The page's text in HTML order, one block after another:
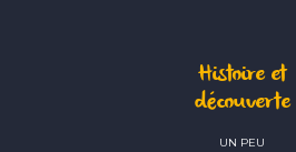
Histoire et
découverte
UN PEU